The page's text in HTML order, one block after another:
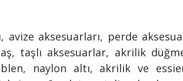
aksesuarları, perde
taşlı aksesuarlar, akrilik
naylon altı, akrilik ve